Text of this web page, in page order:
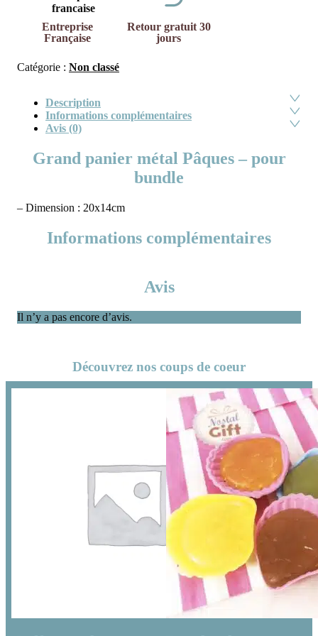
Entreprise
Française
Retour gratuit 30
jours
Catégorie : Non classé
Description
Informations complémentaires
Avis (0)
Grand panier métal Pâques – pour
bundle
– Dimension : 20x14cm
Informations complémentaires
Avis
Il n’y a pas encore d’avis.
Découvrez nos coups de coeur